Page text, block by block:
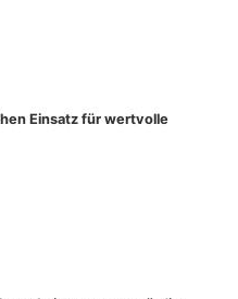
Einsatz für wertvolle